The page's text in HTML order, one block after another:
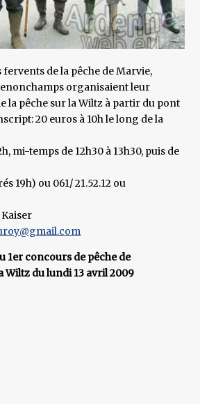
fervents de la pêche de Marvie,
organisaient leur
la pêche sur la Wiltz à partir du pont
20 euros à 10h le long de la
mi-temps de 12h30 à 13h30, puis de
19h) ou 061/ 21.52.12 ou
1er concours de pêche de
Wiltz du lundi 13 avril 2009